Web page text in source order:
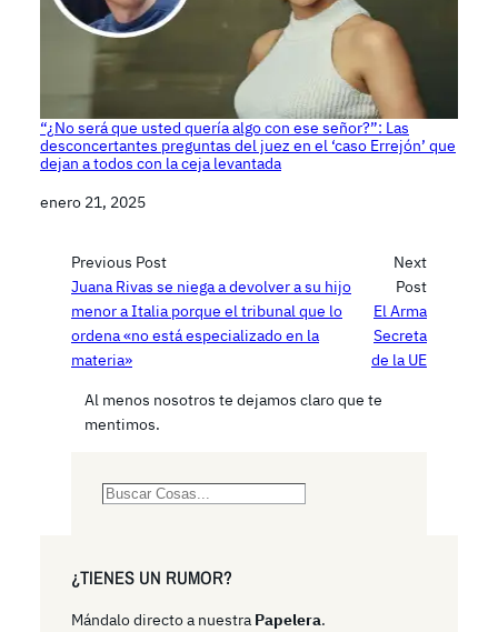
“¿No será que usted quería algo con ese señor?”: Las
desconcertantes preguntas del juez en el ‘caso Errejón’ que
dejan a todos con la ceja levantada
Fecha
enero 21, 2025
Previous Post
Juana Rivas se niega a devolver a su hijo
menor a Italia porque el tribunal que lo
ordena «no está especializado en la
materia»
Next
Post
El Arma
Secreta
de la UE
Al menos nosotros te dejamos claro que te
mentimos.
S
r
h
¿TIENES UN RUMOR?
Mándalo directo a nuestra Papelera.